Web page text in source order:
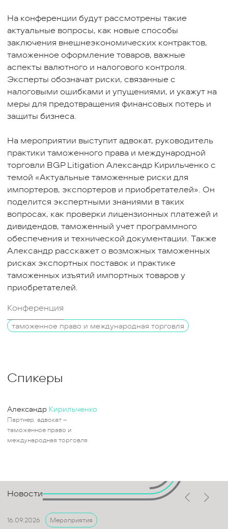
На конференции будут рассмотрены такие
актуальные вопросы, как новые способы
заключения внешнеэкономических контрактов,
таможенное оформление товаров, важные
аспекты валютного и налогового контроля.
Эксперты обозначат риски, связанные с
налоговыми ошибками и упущениями, и укажут на
меры для предотвращения финансовых потерь и
защиты бизнеса.
На мероприятии выступит адвокат, руководитель
практики таможенного права и международной
торговли BGP Litigation Александр Кирильченко с
темой «Актуальные таможенные риски для
импортеров, экспортеров и приобретателей». Он
поделится экспертными знаниями в таких
вопросах, как проверки лицензионных платежей и
дивидендов, таможенный учет программного
обеспечения и технической документации. Также
Александр расскажет о возможных таможенных
рисках экспортных поставок и практике
таможенных изъятий импортных товаров у
приобретателей.
Конференция
таможенное право и международная торговля
Спикеры
Александр Кирильченко
Партнер, адвокат –
таможенное право и
международная торговля
Новости
16.09.2026 Мероприятия